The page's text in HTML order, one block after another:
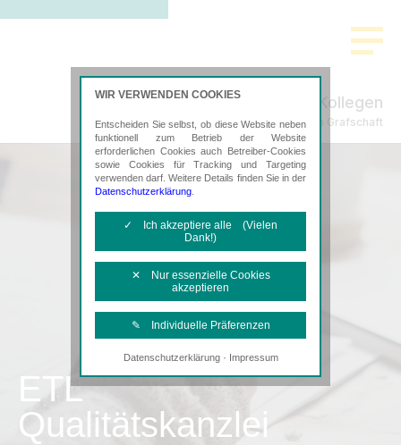
Nelles & Kollegen
Steuerberatung in Grafschaft
ETL
Qualitätskanzlei
WIR VERWENDEN COOKIES
Entscheiden Sie selbst, ob diese Website neben
funktionell zum Betrieb der Website
erforderlichen Cookies auch Betreiber-Cookies
sowie Cookies für Tracking und Targeting
verwenden darf. Weitere Details finden Sie in der
Datenschutzerklärung
✓ Ich akzeptiere alle (Vielen
Dank!)
✕ Nur essenzielle Cookies
akzeptieren
✎ Individuelle Präferenzen
Notwendige Cookies
Diese Cookies sind erforderlich, um die
Tracking- und Targeting-Cookies
Datenschutzerklärung· Impressum